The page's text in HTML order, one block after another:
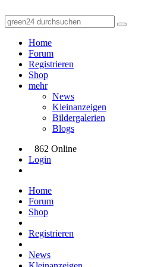
Home
Forum
Registrieren
Shop
mehr
News
Kleinanzeigen
Bildergalerien
Blogs
862 Online
Login
Home
Forum
Shop
Registrieren
News